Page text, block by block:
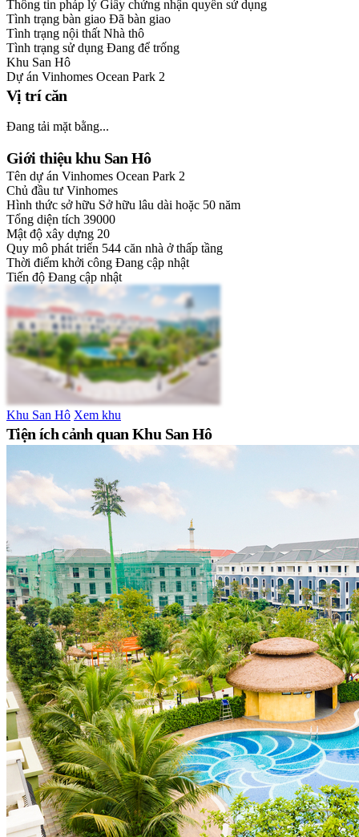
Thông tin pháp lý Giấy chứng nhận quyền sử dụng
Tình trạng bàn giao Đã bàn giao
Tình trạng nội thất Nhà thô
Tình trạng sử dụng Đang để trống
Khu San Hô
Dự án Vinhomes Ocean Park 2
Vị trí căn
Đang tải mặt bằng...
Giới thiệu khu San Hô
Tên dự án Vinhomes Ocean Park 2
Chủ đầu tư Vinhomes
Hình thức sở hữu Sở hữu lâu dài hoặc 50 năm
Tổng diện tích 39000
Mật độ xây dựng 20
Quy mô phát triển 544 căn nhà ở thấp tầng
Thời điểm khởi công Đang cập nhật
Tiến độ Đang cập nhật
Khu San Hô Xem khu
Tiện ích cảnh quan Khu San Hô